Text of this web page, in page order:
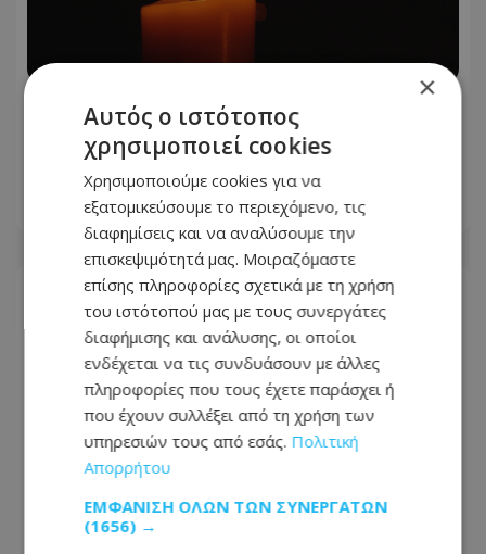
Βαρύ πένθος για τον Πρόδρομο
Κούππα: Η παράκληση της
οικογένειας - Φωτογραφία
08.08.2026 - 09:23
×
Αυτός ο ιστότοπος
χρησιμοποιεί cookies
Χρησιμοποιούμε cookies για να
εξατομικεύσουμε το περιεχόμενο, τις
διαφημίσεις και να αναλύσουμε την
επισκεψιμότητά μας. Μοιραζόμαστε
επίσης πληροφορίες σχετικά με τη χρήση
του ιστότοπού μας με τους συνεργάτες
διαφήμισης και ανάλυσης, οι οποίοι
ενδέχεται να τις συνδυάσουν με άλλες
πληροφορίες που τους έχετε παράσχει ή
που έχουν συλλέξει από τη χρήση των
υπηρεσιών τους από εσάς. Πολιτική
Απορρήτου
ΕΜΦΆΝΙΣΗ ΌΛΩΝ ΤΩΝ ΣΥΝΕΡΓΑΤΏΝ
(1656) →